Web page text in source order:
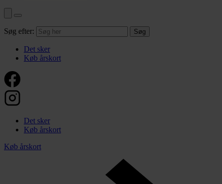
Søg efter:
Det sker
Køb årskort
Det sker
Køb årskort
Køb årskort